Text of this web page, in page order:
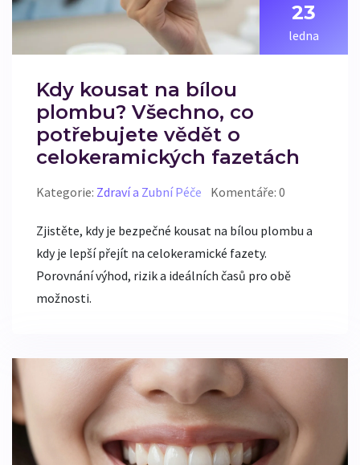
23
ledna
Kdy kousat na bílou
plombu? Všechno, co
potřebujete vědět o
celokeramických fazetách
Kategorie: Zdraví a Zubní Péče Komentáře: 0
Zjistěte, kdy je bezpečné kousat na bílou plombu a
kdy je lepší přejít na celokeramické fazety.
Porovnání výhod, rizik a ideálních časů pro obě
možnosti.